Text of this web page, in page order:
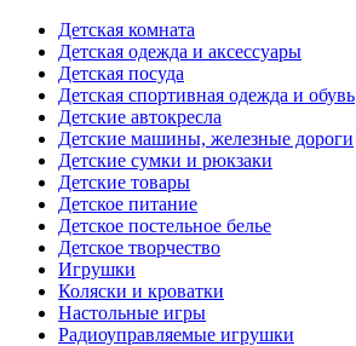
Детская комната
Детская одежда и аксессуары
Детская посуда
Детская спортивная одежда и обувь
Детские автокресла
Детские машины, железные дороги
Детские сумки и рюкзаки
Детские товары
Детское питание
Детское постельное белье
Детское творчество
Игрушки
Коляски и кроватки
Настольные игры
Радиоуправляемые игрушки